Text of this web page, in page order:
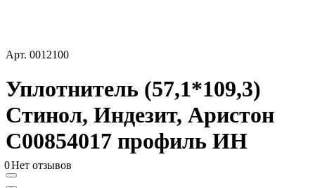
Арт. 0012100
Уплотнитель (57,1*109,3)
Стинол, Индезит, Аристон
C00854017 профиль ИН
0Нет отзывов